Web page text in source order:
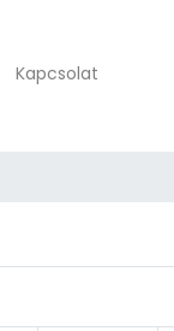
Kapcsolat